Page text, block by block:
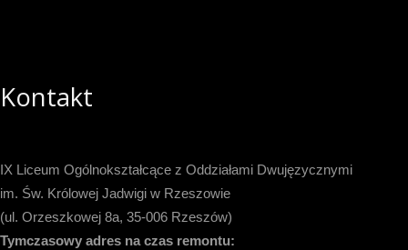
Kontakt
IX Liceum Ogólnokształcące z Oddziałami Dwujęzycznymi
im. Św. Królowej Jadwigi w Rzeszowie
(ul. Orzeszkowej 8a, 35-006 Rzeszów)
Tymczasowy adres na czas remontu: